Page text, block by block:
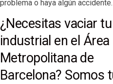
problema o haya algún accidente.
¿Necesitas vaciar tu
industrial en el Área
Metropolitana de
Barcelona? Somos